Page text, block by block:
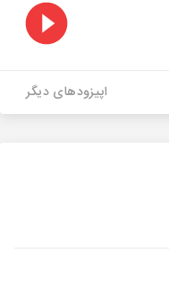
اپیزودهای دیگر